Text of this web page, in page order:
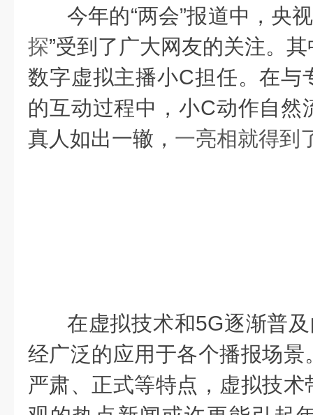
今年的“两会”报道中，央
探”受到了广大网友的关注。
数字虚拟主播小C担任。在与
的互动过程中，小C动作自然
真人如出一辙， 一亮相就得到
在虚拟技术和5G逐渐普
经广泛的应用于各个播报场
严肃、正式等特点，虚拟技